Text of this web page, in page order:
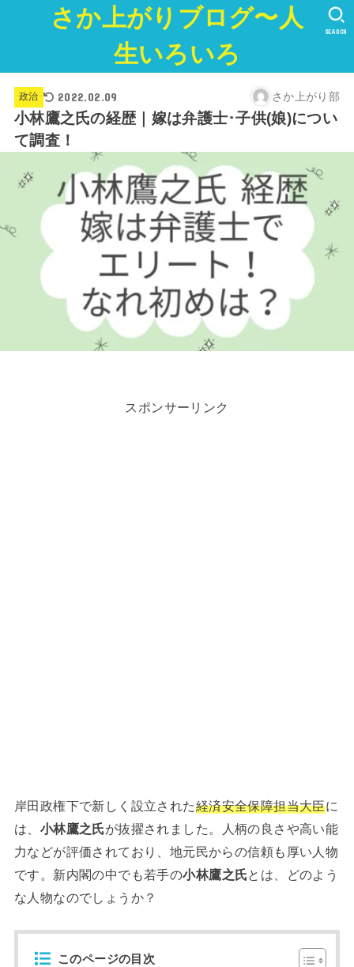
さか上がりブログ〜人
生いろいろ
SEARCH
政治 2022.02.09 さか上がり部
小林鷹之氏の経歴｜嫁は弁護士･子供(娘)につい
て調査！
スポンサーリンク
岸田政権下で新しく設立された経済安全保障担当大臣に
は、 小林鷹之氏が抜擢されました。人柄の良さや高い能
力などが評価されており、地元民からの信頼も厚い人物
です。新内閣の中でも若手の小林鷹之氏とは、どのよう
な人物なのでしょうか？
このページの目次